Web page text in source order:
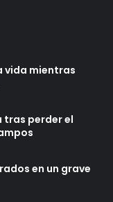
vida mientras
tras perder el
en un grave